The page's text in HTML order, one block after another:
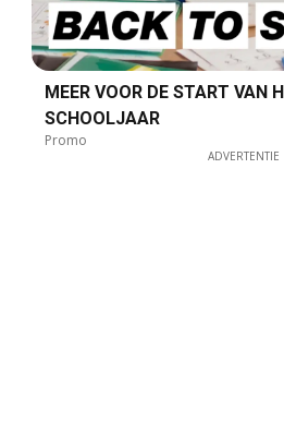
MEER VOOR DE START VAN
SCHOOLJAAR
Promo
ADVERTENTIE